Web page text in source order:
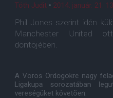
Tóth Judit • 2014. január. 21.
Phil Jones szerint idén
Manchester United
döntõjében.
A Vörös Ördögökre nagy
Ligakupa sorozatában
vereségüket követõen.